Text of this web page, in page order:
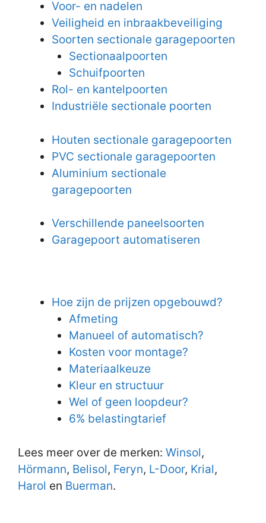
Voor- en nadelen
Veiligheid en inbraakbeveiliging
Soorten sectionale garagepoorten
Sectionaalpoorten
Schuifpoorten
Rol- en kantelpoorten
Industriële sectionale poorten
Houten sectionale garagepoorten
PVC sectionale garagepoorten
Aluminium sectionale
garagepoorten
Verschillende paneelsoorten
Garagepoort automatiseren
Hoe zijn de prijzen opgebouwd?
Afmeting
Manueel of automatisch?
Kosten voor montage?
Materiaalkeuze
Kleur en structuur
Wel of geen loopdeur?
6% belastingtarief
Lees meer over de merken: Winsol,
Hörmann, Belisol, Feryn, L-Door, Krial,
Harol en Buerman.